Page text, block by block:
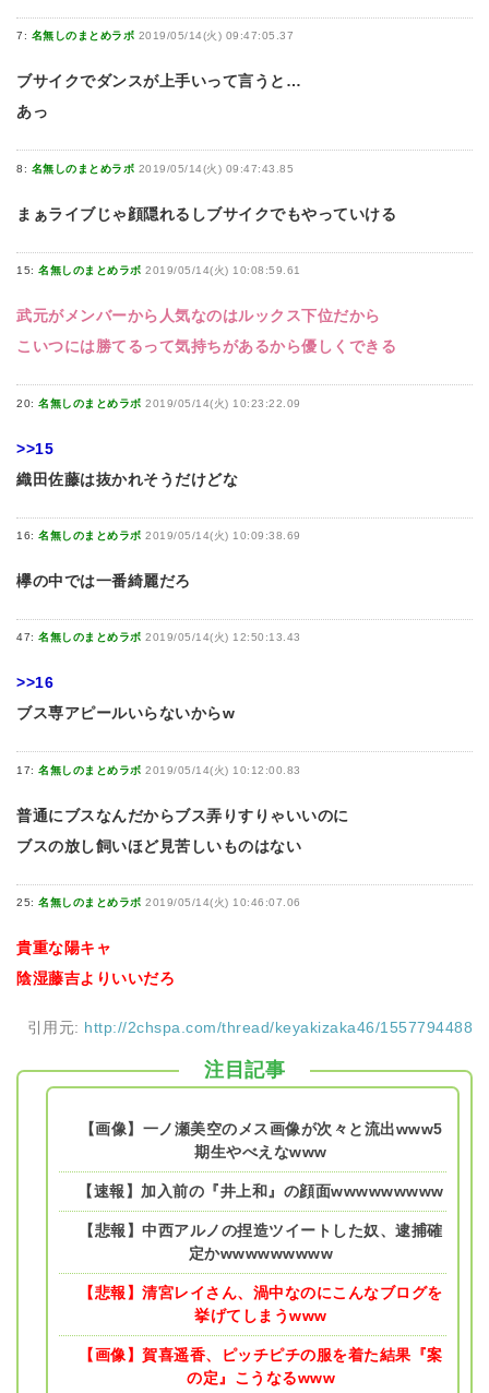
7: 名無しのまとめラボ 2019/05/14(火) 09:47:05.37
ブサイクでダンスが上手いって言うと…
あっ
8: 名無しのまとめラボ 2019/05/14(火) 09:47:43.85
まぁライブじゃ顔隠れるしブサイクでもやっていける
15: 名無しのまとめラボ 2019/05/14(火) 10:08:59.61
武元がメンバーから人気なのはルックス下位だから
こいつには勝てるって気持ちがあるから優しくできる
20: 名無しのまとめラボ 2019/05/14(火) 10:23:22.09
>>15
織田佐藤は抜かれそうだけどな
16: 名無しのまとめラボ 2019/05/14(火) 10:09:38.69
欅の中では一番綺麗だろ
47: 名無しのまとめラボ 2019/05/14(火) 12:50:13.43
>>16
ブス専アピールいらないからw
17: 名無しのまとめラボ 2019/05/14(火) 10:12:00.83
普通にブスなんだからブス弄りすりゃいいのに
ブスの放し飼いほど見苦しいものはない
25: 名無しのまとめラボ 2019/05/14(火) 10:46:07.06
貴重な陽キャ
陰湿藤吉よりいいだろ
引用元: http://2chspa.com/thread/keyakizaka46/1557794488
注目記事
【画像】一ノ瀬美空のメス画像が次々と流出www5
期生やべえなwww
【速報】加入前の『井上和』の顔面wwwwwwwww
【悲報】中西アルノの捏造ツイートした奴、逮捕確
定かwwwwwwwww
【悲報】清宮レイさん、渦中なのにこんなブログを
挙げてしまうwww
【画像】賀喜遥香、ピッチピチの服を着た結果『案
の定』こうなるwww